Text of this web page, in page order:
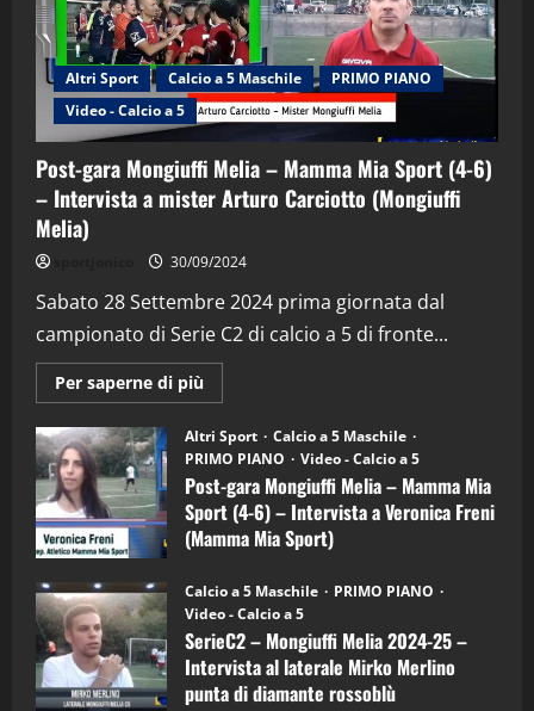
Altri Sport Calcio a 5 Maschile
PRIMO PIANO
Video - Calcio a 5
Post-gara Mongiuffi Melia – Mamma Mia Sport (4-6)
– Intervista a mister Arturo Carciotto (Mongiuffi
Melia)
30/09/2024
Sabato 28 Settembre 2024 prima giornata dal
campionato di Serie C2 di calcio a 5 di fronte...
Per saperne di più
informazioni
Post-
gara
Mongiuffi
Melia
–
Mamma
Mia
Sport
6)
–
Intervista
a
mister
Arturo
Carciotto
(Mongiuffi
Altri Sport
Calcio a 5 Maschile
PRIMO PIANO
Video - Calcio a 5
Post-gara Mongiuffi Melia – Mamma Mia
Sport (4-6) – Intervista a Veronica Freni
(Mamma Mia Sport)
Calcio a 5 Maschile
PRIMO PIANO
Video - Calcio a 5
SerieC2 – Mongiuffi Melia 2024-25 –
Intervista al laterale Mirko Merlino
punta di diamante rossoblù
2
“SportEmpire” in Podcast: 29^ Puntata
(Martedi 28 Aprile 2026)
28/04/2026
3
"SportEmpire" in Podcast
“SportEmpire” in Podcast: 28^ Puntata
(Martedi 21 Aprile 2026)
21/04/2026
4
“SportEmpire” in Podcast: 27^ Puntata
(Martedi 14 Aprile 2026)
15/04/2026